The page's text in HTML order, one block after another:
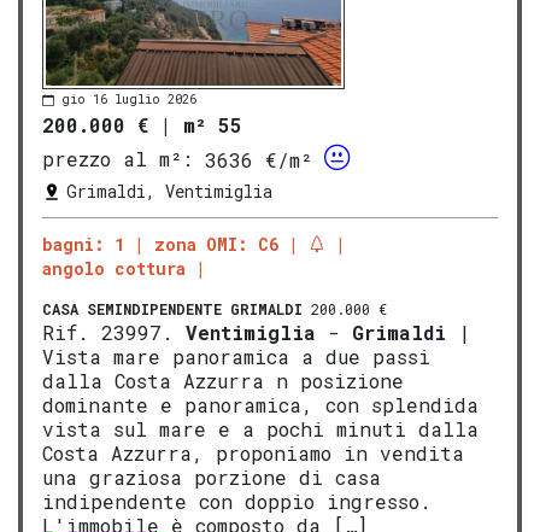
gio 16 luglio 2026
200.000 € | m² 55
prezzo al m²:
3636 €/m²
Grimaldi, Ventimiglia
bagni: 1
zona OMI: C6
angolo cottura
CASA SEMINDIPENDENTE GRIMALDI 200.000 €
Rif. 23997. Ventimiglia - Grimaldi |
Vista mare panoramica a due passi
dalla Costa Azzurra n posizione
dominante e panoramica, con splendida
vista sul mare e a pochi minuti dalla
Costa Azzurra, proponiamo in vendita
una graziosa porzione di casa
indipendente con doppio ingresso.
L'immobile è composto da […]